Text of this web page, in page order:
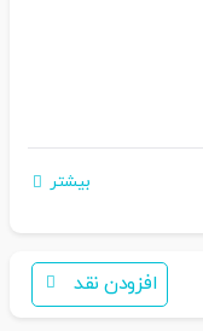
بیشتر
افزودن نقد